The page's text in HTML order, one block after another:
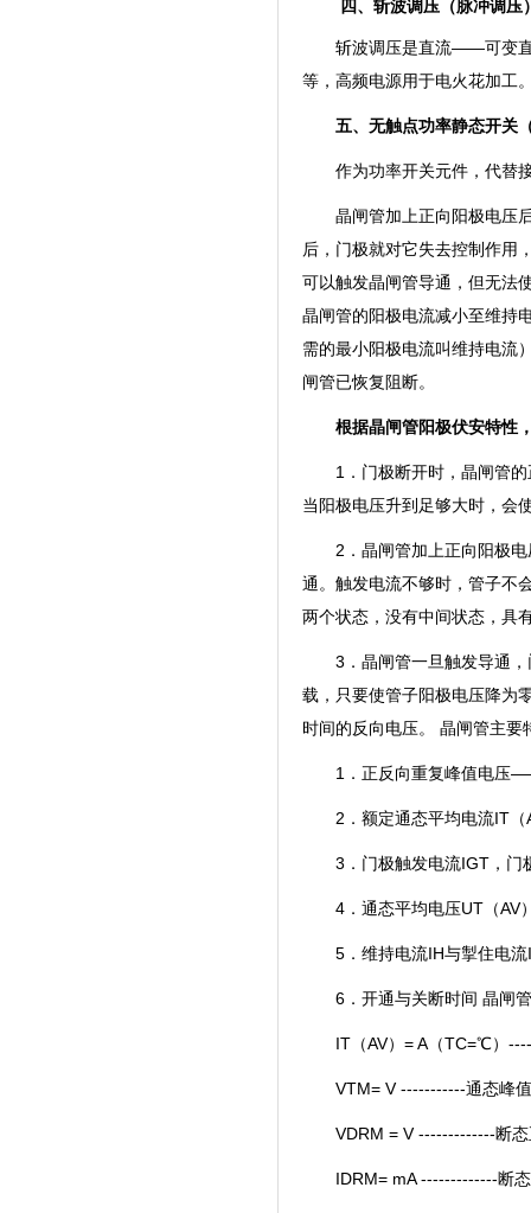
四、斩波调压（脉冲调压
斩波调压是直流——可变直
等，高频电源用于电火花
五、无触点功率静态开关
作为功率开关元件，代替
晶闸管加上正向阳极电压
后，门极就对它失去控制作用
可以触发晶闸管导通，但无法
晶闸管的阳极电流减小至维持
需的最小阳极电流叫维持电流
闸管已恢复阻断。
根据晶闸管阳极伏安特性
1．门极断开时，晶闸管
当阳极电压升到足够大时，会
2．晶闸管加上正向阳极
通。触发电流不够时，管子不
两个状态，没有中间状态，具
3．晶闸管一旦触发导通
载，只要使管子阳极电压降为
时间的反向电压。 晶闸管主要
1．正反向重复峰值电压
2．额定通态平均电流IT
3．门极触发电流IGT，门
4．通态平均电压UT（AV
5．维持电流IH与掣住电流
6．开通与关断时间 晶闸
IT（AV）= A（TC=℃）
VTM= V -----------通态峰
VDRM = V -------------断
IDRM= mA -------------断